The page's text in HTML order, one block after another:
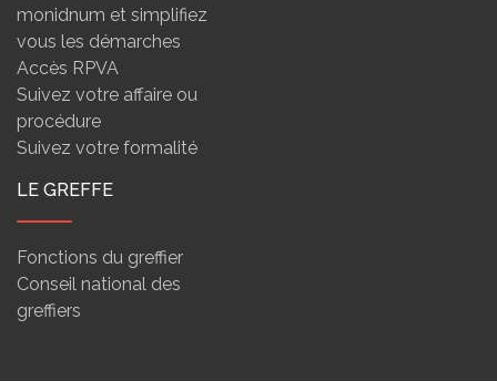
monidnum et simplifiez
vous les démarches
Accès RPVA
Suivez votre affaire ou
procédure
Suivez votre formalité
LE GREFFE
Fonctions du greffier
Conseil national des
greffiers